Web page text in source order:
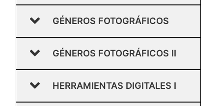
GÉNEROS FOTOGRÁFICOS
GÉNEROS FOTOGRÁFICOS II
HERRAMIENTAS DIGITALES I